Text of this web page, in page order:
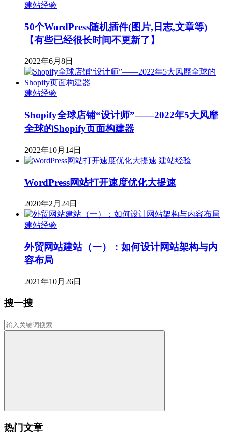
建站经验
50个WordPress随机插件(图片,日志,文章等)
【有些已经很长时间不更新了】
2022年6月8日
建站经验
Shopify全球店铺“设计师”——2022年5大风靡
全球的Shopify页面构建器
2022年10月14日
建站经验
WordPress网站打开速度优化大提速
2020年2月24日
建站经验
外贸网站建站（一）：如何设计网站架构与内
容布局
2021年10月26日
搜一搜
热门文章